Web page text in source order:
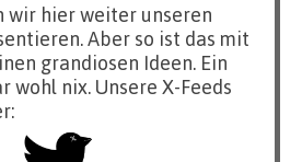
wir hier weiter unseren
Aber so ist das mit
grandiosen Ideen. Ein
wohl nix. Unsere X-Feeds